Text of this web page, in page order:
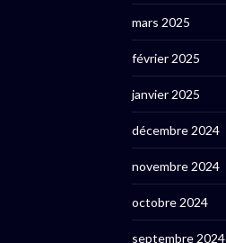
mars 2025
février 2025
janvier 2025
décembre 2024
novembre 2024
octobre 2024
septembre 2024